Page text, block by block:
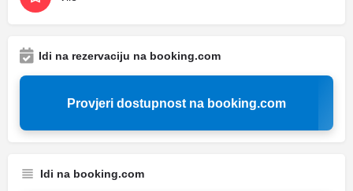
Idi na rezervaciju na booking.com
Provjeri dostupnost na booking.com
Idi na booking.com